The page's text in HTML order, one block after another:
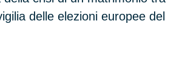
delle elezioni europee del